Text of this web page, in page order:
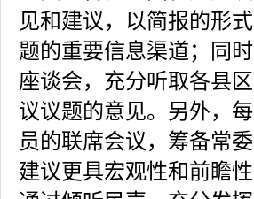
见和建议，以简报的形
题的重要信息渠道；同
座谈会，充分听取各县
议议题的意见。另外，
员的联席会议，筹备常
建议更具宏观性和前瞻